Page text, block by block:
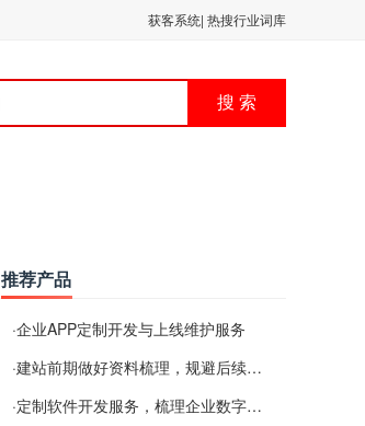
获客系统| 热搜行业词库
搜 索
推荐产品
·企业APP定制开发与上线维护服务
·建站前期做好资料梳理，规避后续各类使用难题
·定制软件开发服务，梳理企业数字化落地常见难点